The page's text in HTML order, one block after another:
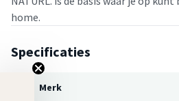
home.
Specificaties
Merk